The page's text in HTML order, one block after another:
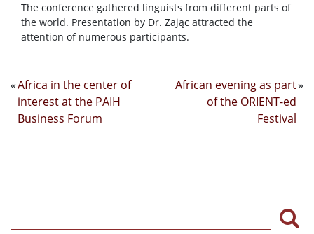
The conference gathered linguists from different parts of
the world. Presentation by Dr. Zając attracted the
attention of numerous participants.
«Africa in the center of
interest at the PAIH
Business Forum
African evening as part
of the ORIENT-ed
Festival
»